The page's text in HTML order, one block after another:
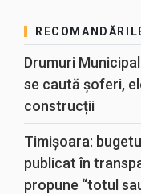
Drumuri
se caută șoferi,
construcții
Timișoara:
publicat în
propune “totul